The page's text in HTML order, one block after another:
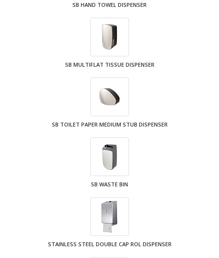
SB HAND TOWEL DISPENSER
SB MULTIFLAT TISSUE DISPENSER
SB TOILET PAPER MEDIUM STUB DISPENSER
SB WASTE BIN
STAINLESS STEEL DOUBLE CAP ROL DISPENSER